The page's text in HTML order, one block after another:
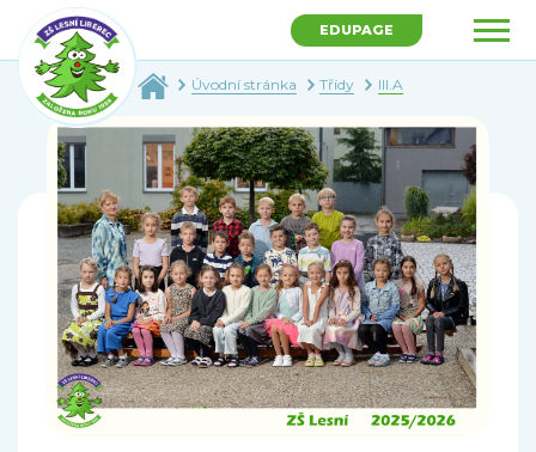
EDUPAGE
Úvodní stránka Třídy III.A